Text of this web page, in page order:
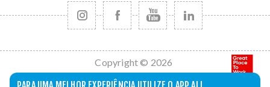
Copyright © 2026
All Nations. Todos